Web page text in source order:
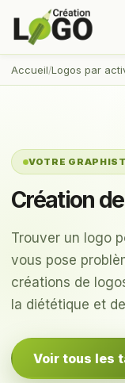
Accueil Logos par
VOTRE
Création
Trouver un logo
vous pose
créations de
la diététique et
Voir tous les